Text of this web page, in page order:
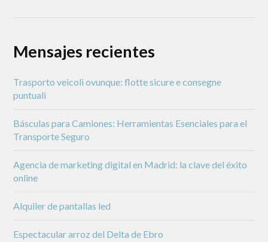
Mensajes recientes
Trasporto veicoli ovunque: flotte sicure e consegne
puntuali
Básculas para Camiones: Herramientas Esenciales para el
Transporte Seguro
Agencia de marketing digital en Madrid: la clave del éxito
online
Alquiler de pantallas led
Espectacular arroz del Delta de Ebro